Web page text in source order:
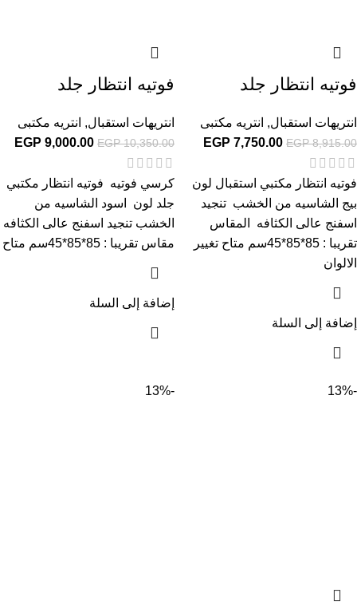
فوتيه انتظار جلد
انتريهات استقبال, انتريه مكتبى
EGP8,915.00
EGP 7,750.00
فوتيه انتظار مكتبي استقبال لون
بيج الشاسيه من الخشب تنجيد
اسفنج عالى الكثافه المقاس
تقريبا : 85*85*45سم متاح تغيير
الالوان
إضافة إلى السلة
فوتيه انتظار جلد
انتريهات استقبال, انتريه مكتبى
EGP10,350.00
EGP 9,000.00
كرسي فوتيه فوتيه انتظار مكتبي
جلد لون اسود الشاسيه من
الخشب تنجيد اسفنج عالى الكثافه
مقاس تقريبا : 85*85*45سم متاح
إضافة إلى السلة
-13%
-13%